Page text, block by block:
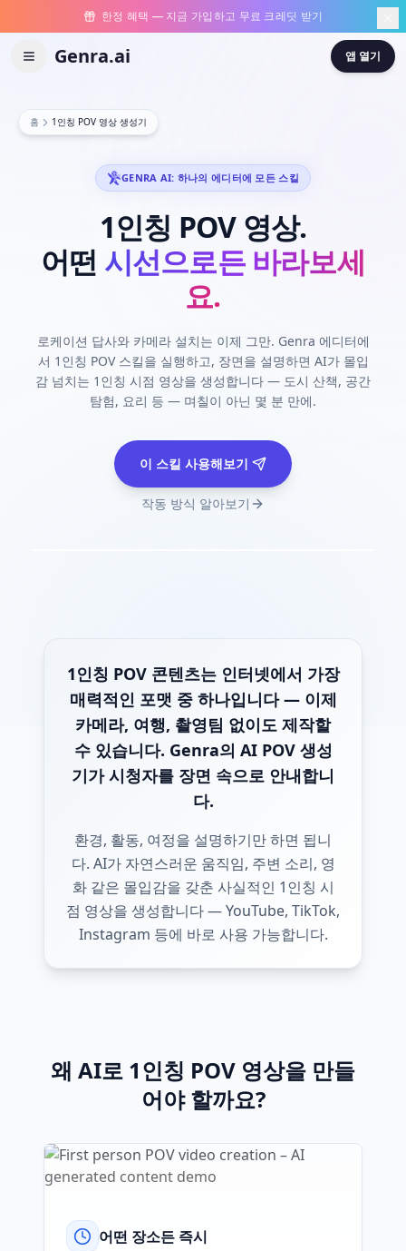
한정 혜택 — 지금 가입하고 무료 크레딧 받기
Genra.ai 앱 열기
홈 1인칭 POV 영상 생성기
GENRA AI: 하나의 에디터에 모든 스킬
1인칭 POV 영상.
어떤 시선으로든 바라보세
요.
로케이션 답사와 카메라 설치는 이제 그만. Genra 에디터에
서 1인칭 POV 스킬을 실행하고, 장면을 설명하면 AI가 몰입
감 넘치는 1인칭 시점 영상을 생성합니다 — 도시 산책, 공간
탐험, 요리 등 — 며칠이 아닌 몇 분 만에.
이 스킬 사용해보기
작동 방식 알아보기
1인칭 POV 콘텐츠는 인터넷에서 가장
매력적인 포맷 중 하나입니다 — 이제
카메라, 여행, 촬영팀 없이도 제작할
수 있습니다. Genra의 AI POV 생성
기가 시청자를 장면 속으로 안내합니
다.
환경, 활동, 여정을 설명하기만 하면 됩니
다. AI가 자연스러운 움직임, 주변 소리, 영
화 같은 몰입감을 갖춘 사실적인 1인칭 시
점 영상을 생성합니다 — YouTube, TikTok,
Instagram 등에 바로 사용 가능합니다.
왜 AI로 1인칭 POV 영상을 만들
어야 할까요?
어떤 장소든 즉시